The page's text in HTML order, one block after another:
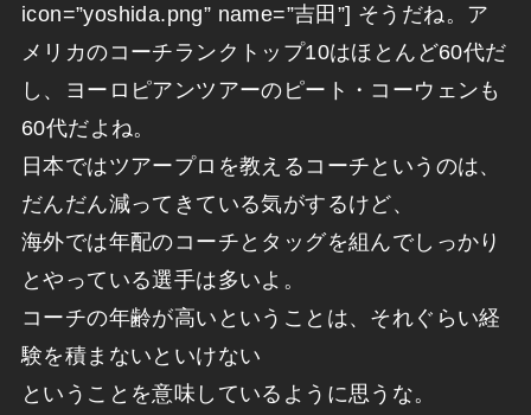
icon=”yoshida.png” name=”吉田”] そうだね。ア
メリカのコーチランクトップ10はほとんど60代だ
し、ヨーロピアンツアーのピート・コーウェンも
60代だよね。
日本ではツアープロを教えるコーチというのは、
だんだん減ってきている気がするけど、
海外では年配のコーチとタッグを組んでしっかり
とやっている選手は多いよ。
コーチの年齢が高いということは、それぐらい経
験を積まないといけない
ということを意味しているように思うな。